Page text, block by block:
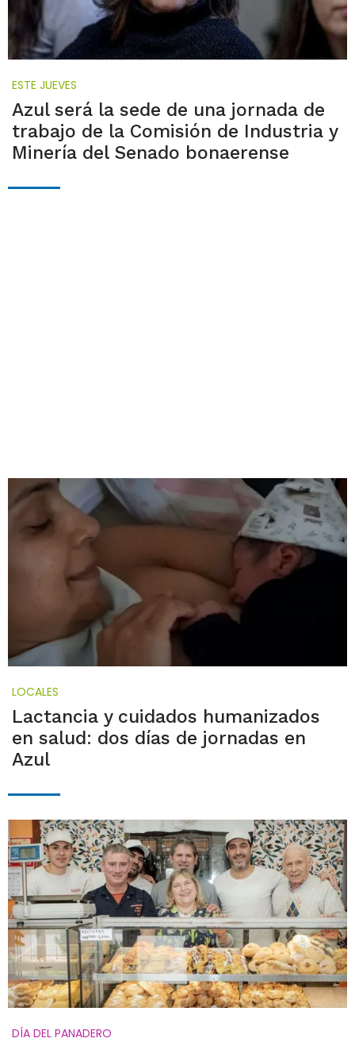
ESTE JUEVES
Azul será la sede de una jornada de
trabajo de la Comisión de Industria y
Minería del Senado bonaerense
LOCALES
Lactancia y cuidados humanizados
en salud: dos días de jornadas en
Azul
DÍA DEL PANADERO